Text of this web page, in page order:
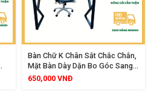
Bàn Chữ K Chân Sắt Chắc Chắn,
Mặt Bàn Dày Dặn Bo Góc Sang
Trọng, Kích Thước 120x60x75cm
650,000 VNĐ